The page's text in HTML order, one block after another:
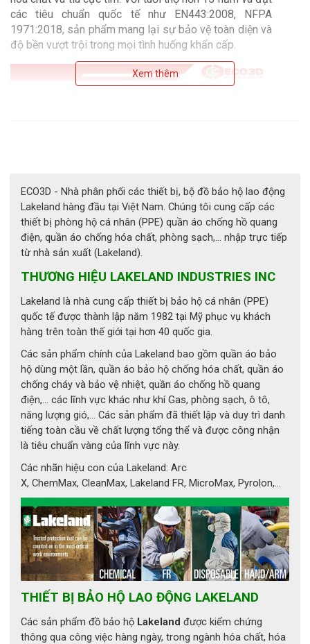
các tiêu chuẩn quốc tế như EN443:2008, NFPA
1971:2018, sản phẩm mang lại sự bảo vệ toàn diện và
độ bền vượt trội trong mọi tình huống khẩn cấp.
1. Giới thiệu chung về mũ bảo hộ
Pacific F15
Mũ phòng cháy chữa cháy Pacific F15 là sản phẩm tiên tiến
được phát triển để đáp ứng yêu cầu khắt khe của lực lượng
cứu hỏa và đội ứng phó khẩn cấp.
Nhờ kết cấu vỏ polyme công nghệ cao, mũ mang lại khả
năng chống cháy, chống hóa chất, tia cực tím và đảm bảo độ
bền vượt trội trong môi trường nhiệt độ cao và áp lực lớn.
Pacific F15 được chứng nhận đạt các tiêu chuẩn an toàn
quốc tế như AS/NZS 4067:2012, EN443:2008 và NFPA
1971:2018, minh chứng cho chất lượng, độ tin cậy và tính
chuyên nghiệp của sản phẩm.
2. Cấu tạo và chất liệu của mũ Pacific
F15
Xem thêm
ECO3D - Nhà phân phối các thiết bị, bộ đồ bảo hộ lao động
Lakeland hàng đầu tại Việt Nam. Chúng tôi cung cấp các
thiết bị phòng hộ cá nhân (PPE) quần áo chống hồ quang
điện, quần áo chống hóa chất, phòng sạch,... nhập trực tiếp
từ nhà sản xuất (Lakeland).
THƯƠNG HIỆU LAKELAND INDUSTRIES INC
Lakeland là nhà cung cấp thiết bị bảo hộ cá nhân (PPE)
quốc tế được thành lập năm 1982 tại Mỹ phục vụ khách
hàng trên toàn thế giới tại hơn 40 quốc gia.
Các sản phẩm chính của Lakeland bao gồm quần áo bảo
hộ dùng một lần, quần áo bảo hộ chống hóa chất, quần áo
chống cháy và bảo vệ nhiệt, quần áo chống hồ quang
điện,... các lĩnh vực khác như khí Gas, phòng sạch, ô tô,
năng lượng gió,... Các sản phẩm đã thiết lập và duy trì danh
tiếng toàn cầu về chất lượng tổng thể và được công nhận
là tiêu chuẩn vàng của lĩnh vực này.
Các nhãn hiệu con của Lakeland: Arc
X, ChemMax, CleanMax, Lakeland FR, MicroMax, Pyrolon,...
THIẾT BỊ BẢO HỘ LAO ĐỘNG LAKELAND
Các sản phẩm đồ bảo hộ Lakeland được kiểm chứng
thông qua công việc hàng ngày, trong ngành hóa chất, hóa